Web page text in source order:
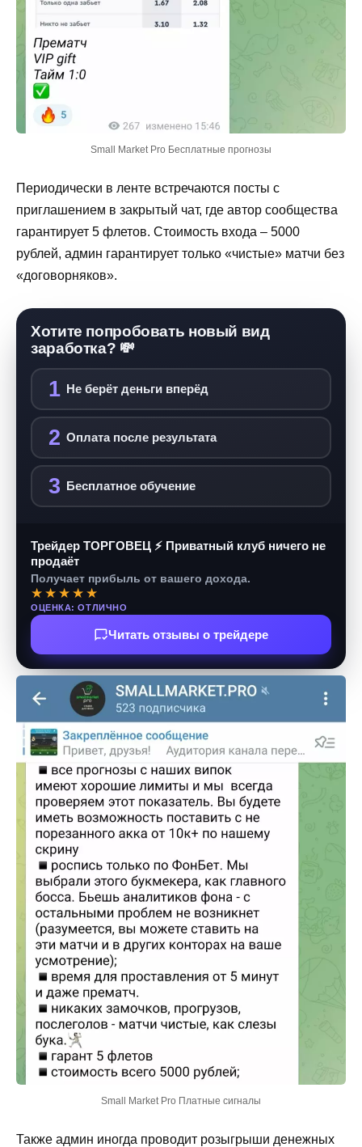
Small Market Pro Бесплатные прогнозы
Периодически в ленте встречаются посты с
приглашением в закрытый чат, где автор сообщества
гарантирует 5 флетов. Стоимость входа – 5000
рублей, админ гарантирует только «чистые» матчи без
«договорняков».
Хотите попробовать новый вид
заработка? 💸
1 Не берёт деньги вперёд
2 Оплата после результата
3 Бесплатное обучение
Трейдер ТОРГОВЕЦ ⚡ Приватный клуб ничего не
продаёт
Получает прибыль от вашего дохода.
★★★★★
ОЦЕНКА: ОТЛИЧНО
Читать отзывы о трейдере
Small Market Pro Платные сигналы
Также админ иногда проводит розыгрыши денежных